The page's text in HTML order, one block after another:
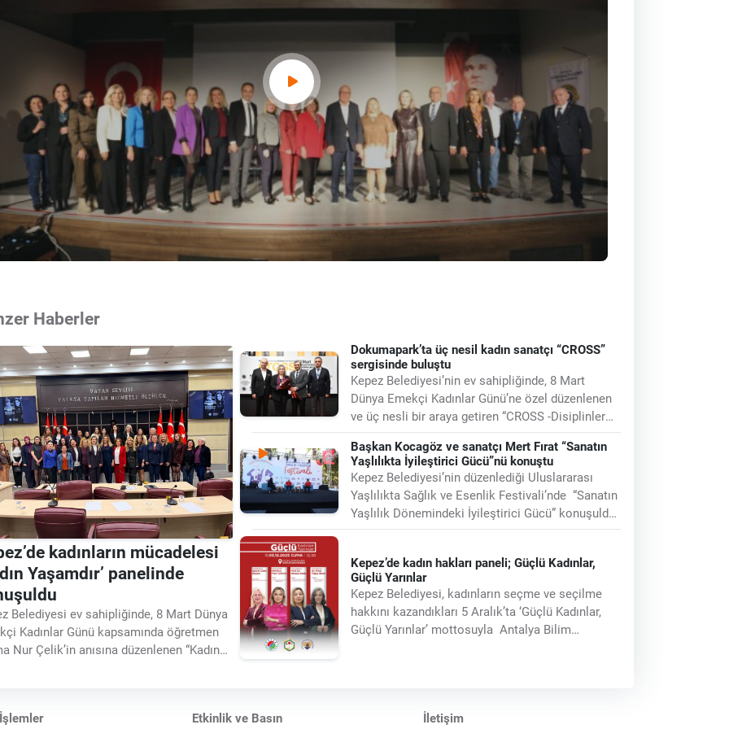
Haberler
kadınların mücadelesi
Yaşamdır’ panelinde
Belediyesi ev sahipliğinde, 8 Mart Dünya
Kadınlar Günü kapsamında öğretmen
Nur Çelik’in anısına düzenlenen “Kadın
Dokumapark’ta üç nesil kadın sanatçı “CROSS”
sergisinde buluştu
Kepez Belediyesi’nin ev sahipliğinde, 8 Mart
Dünya Emekçi Kadınlar Günü’ne özel düzenlenen
ve üç nesli bir araya getiren “CROSS -Disiplinler
Arasında Kadının Merkezinde” adlı
Başkan Kocagöz ve sanatçı Mert Fırat “Sanatın
Yaşlılıkta İyileştirici Gücü”nü konuştu
Kepez Belediyesi’nin düzenlediği Uluslararası
Yaşlılıkta Sağlık ve Esenlik Festivali’nde “Sanatın
Yaşlılık Dönemindeki İyileştirici Gücü” konuşuldu.
Kepez Belediye
Kepez’de kadın hakları paneli; Güçlü Kadınlar,
Güçlü Yarınlar
Kepez Belediyesi, kadınların seçme ve seçilme
hakkını kazandıkları 5 Aralık’ta ‘Güçlü Kadınlar,
Güçlü Yarınlar’ mottosuyla Antalya Bilim
Etkinlik ve Basın
İletişim